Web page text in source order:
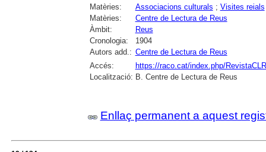
Matèries: Associacions culturals ; Visites reials
Matèries:
Centre de Lectura de Reus
Àmbit:
Reus
Cronologia:
1904
Autors add.: Centre de Lectura de Reus
Accés:
https://raco.cat/index.php/
Localització: B. Centre de Lectura de Reus
Enllaç permanent a aquest